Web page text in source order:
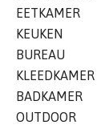
EETKAMER
KEUKEN
BUREAU
KLEEDKAMER
BADKAMER
OUTDOOR